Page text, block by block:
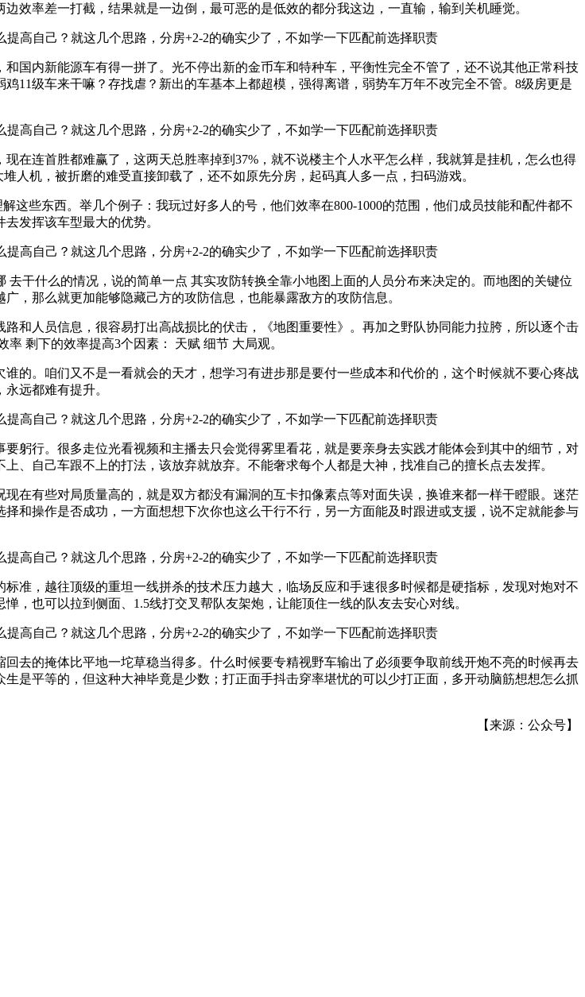
效率差一打截，结果就是一边倒，最可恶的是低效的都分我这边，一直输，输到关机睡觉。
国内新能源车有得一拼了。光不停出新的金币车和特种车，平衡性完全不管了，还不说其他正常科技
11级车来干嘛？存找虐？新出的车基本上都超模，强得离谱，弱势车万年不改完全不管。8级房更是
在连首胜都难赢了，这两天总胜率掉到37%，就不说楼主个人水平怎么样，我就算是挂机，怎么也得
人机，被折磨的难受直接卸载了，还不如原先分房，起码真人多一点，扫码游戏。
些东西。举几个例子：我玩过好多人的号，他们效率在800-1000的范围，他们成员技能和配件都不
发挥该车型最大的优势。
干什么的情况，说的简单一点 其实攻防转换全靠小地图上面的人员分布来决定的。而地图的关键位
，那么就更加能够隐藏己方的攻防信息，也能暴露敌方的攻防信息。
和人员信息，很容易打出高战损比的伏击，《地图重要性》。再加之野队协同能力拉胯，所以逐个击
剩下的效率提高3个因素： 天赋 细节 大局观。
的。咱们又不是一看就会的天才，想学习有进步那是要付一些成本和代价的，这个时候就不要心疼战
远都难有提升。
躬行。很多走位光看视频和主播去只会觉得雾里看花，就是要亲身去实践才能体会到其中的细节，对
、自己车跟不上的打法，该放弃就放弃。不能奢求每个人都是大神，找准自己的擅长点去发挥。
在有些对局质量高的，就是双方都没有漏洞的互卡扣像素点等对面失误，换谁来都一样干瞪眼。迷茫
和操作是否成功，一方面想想下次你也这么干行不行，另一方面能及时跟进或支援，说不定就能参与
准，越往顶级的重坦一线拼杀的技术压力越大，临场反应和手速很多时候都是硬指标，发现对炮对不
，也可以拉到侧面、1.5线打交叉帮队友架炮，让能顶住一线的队友去安心对线。
去的掩体比平地一坨草稳当得多。什么时候要专精视野车输出了必须要争取前线开炮不亮的时候再去
是平等的，但这种大神毕竟是少数；打正面手抖击穿率堪忧的可以少打正面，多开动脑筋想想怎么抓
【来源：公众号】